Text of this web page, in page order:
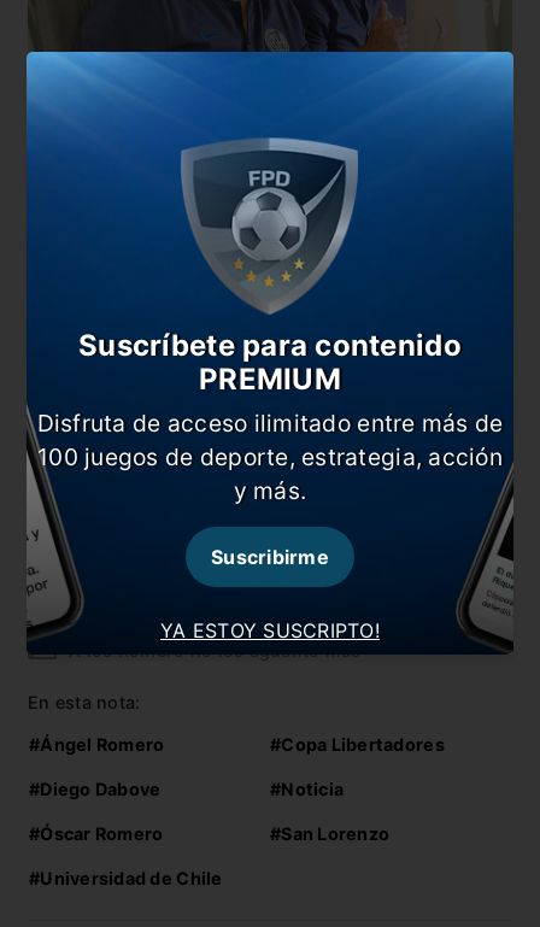
También te puede interesar
Un nuevo dolor de cabeza para Diego Dabove
Soso le da forma al San Lorenzo versión 2020/21
“A los Romero no los aguanto más”
En esta nota:
#Ángel Romero #Copa Libertadores
#Diego Dabove #Noticia
#Óscar Romero #San Lorenzo
#Universidad de Chile
YA ESTOY SUSCRIPTO!
Suscríbete para contenido
PREMIUM
Disfruta de acceso ilimitado entre más de
100 juegos de deporte, estrategia, acción
y más.
Suscribirme